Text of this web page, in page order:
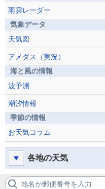
雨雲レーダー
気象データ
天気図
アメダス（実況）
海と風の情報
波予測
潮汐情報
季節の情報
お天気コラム
各地の天気
地名か郵便番号を入力